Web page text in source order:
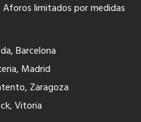
Aforos limitados por medidas
Barcelona
Madrid
Zaragoza
Vitoria